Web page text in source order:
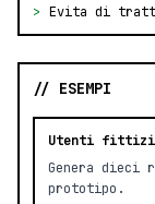
> Evita di
// ESEMPI
Utenti fittizi
Genera dieci
prototipo.